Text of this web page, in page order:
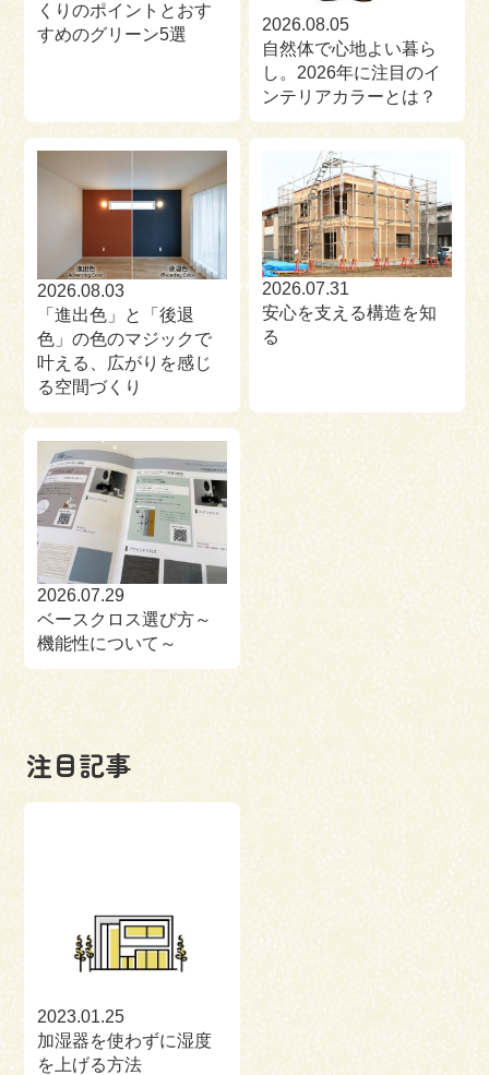
くりのポイントとおす
すめのグリーン5選
2026.08.05
自然体で心地よい暮ら
し。2026年に注目のイ
ンテリアカラーとは？
2026.08.03
「進出色」と「後退
色」の色のマジックで
叶える、広がりを感じ
る空間づくり
2026.07.31
安心を支える構造を知
る
2026.07.29
ベースクロス選び方～
機能性について～
注目記事
2023.01.25
加湿器を使わずに湿度
を上げる方法